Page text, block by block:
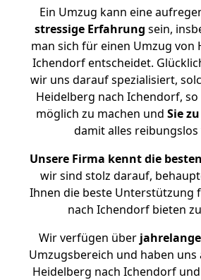
Ein Umzug kann eine
stressige Erfahrung sein,
man sich für einen Umzug von
Ichendorf entscheidet.
wir uns darauf spezialisiert,
Heidelberg nach Ichendorf,
möglich zu machen und Sie
damit alles
Unsere Firma kennt die
wir sind stolz darauf,
Ihnen die beste Unterstützung
nach Ichendorf bieten
Wir verfügen über
Umzugsbereich und haben uns
Heidelberg nach Ichendorf